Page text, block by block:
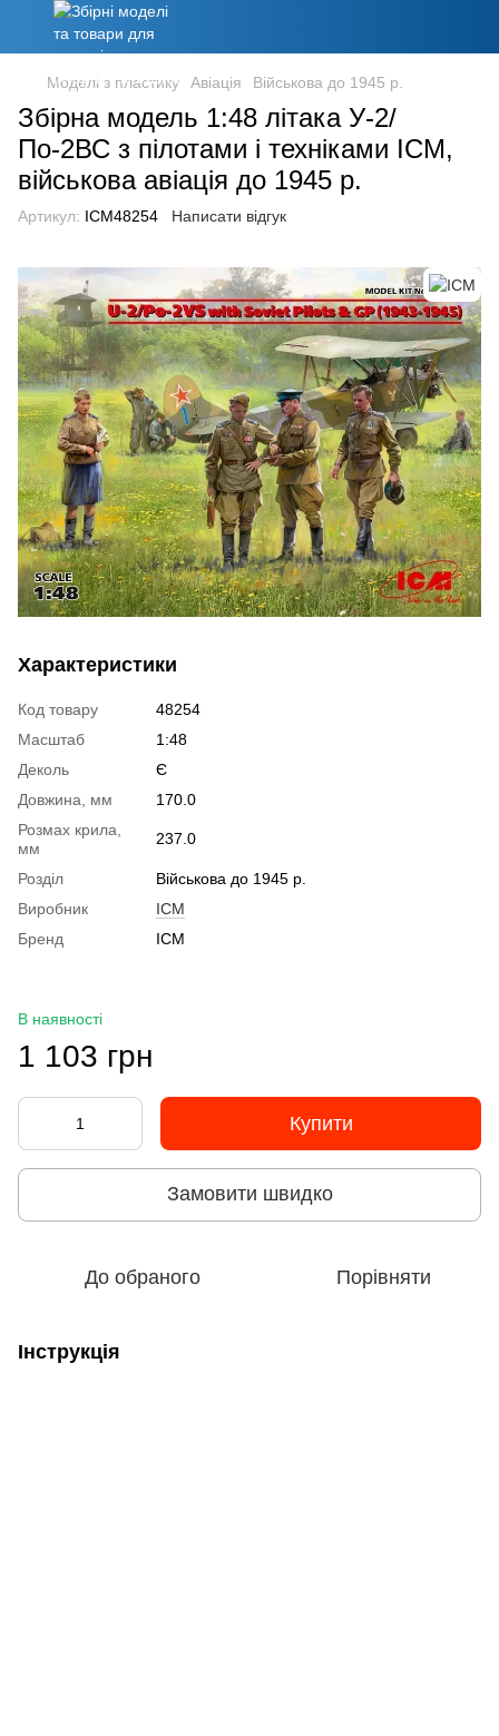
Моделі з пластику Авіація Військова до 1945 р.
Збірна модель 1:48 літака У-2/
По-2ВС з пілотами і техніками ICM,
військова авіація до 1945 р.
Артикул: ICM48254 Написати відгук
Характеристики
Код товару
48254
Масштаб
1:48
Деколь
Є
Довжина, мм
170.0
Розмах крила,
мм
237.0
Розділ
Військова до 1945 р.
Виробник
ICM
Бренд
ICM
В наявності
1 103 грн
Купити
Замовити швидко
До обраного Порівняти
Інструкція